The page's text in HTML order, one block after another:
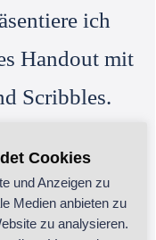
ich
Handout mit
Scribbles.
bei der
Farben,
Cookies
und Anzeigen zu
Medien anbieten zu
zu analysieren.